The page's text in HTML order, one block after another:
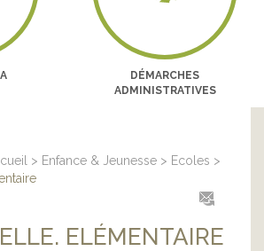
DÉMARCHES
ADMINISTRATIVES
> Enfance & Jeunesse > Ecoles >
ELÉMENTAIRE